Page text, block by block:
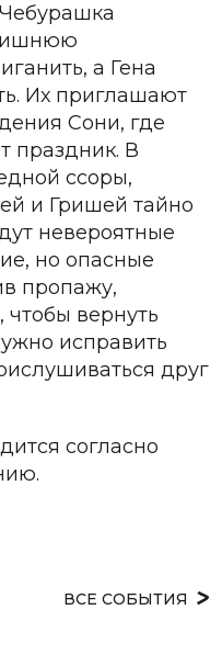
а Гена
Их приглашают
Сони, где
праздник. В
ссоры,
и Гришей тайно
невероятные
но опасные
пропажу,
вернуть
исправить
друг
согласно
ВСЕ СОБЫТИЯ